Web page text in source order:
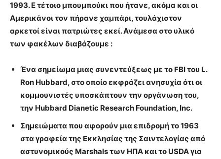
1993. Ε τέτοιο μπουμπούκι που ήτανε, ακόμα και οι
Αμερικάνοι τον πήρανε χαμπάρι, τουλάχιστον
αρκετοί είναι πατριώτες εκεί. Ανάμεσα στο υλικό
των φακέλων διαβάζουμε :
Ένα σημείωμα μιας συνεντεύξεως με το FBI του L.
Ron Hubbard, στο οποίο εκφράζει ανησυχία ότι οι
κομμουνιστές υποσκάπτουν την οργάνωση του,
την Hubbard Dianetic Research Foundation, Inc.
Σημειώματα που αφορούν μια επιδρομή το 1963
στα γραφεία της Εκκλησίας της Σαιντελογίας από
αστυνομικούς Marshals των ΗΠΑ και το USDA για